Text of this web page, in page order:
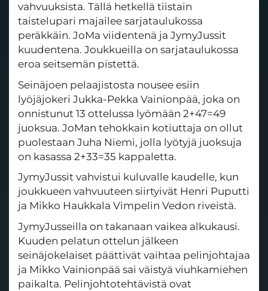
vahvuuksista. Tällä hetkellä tiistain
taistelupari majailee sarjataulukossa
peräkkäin. JoMa viidentenä ja JymyJussit
kuudentena. Joukkueilla on sarjataulukossa
eroa seitsemän pistettä.
Seinäjoen pelaajistosta nousee esiin
lyöjäjokeri Jukka-Pekka Vainionpää, joka on
onnistunut 13 ottelussa lyömään 2+47=49
juoksua. JoMan tehokkain kotiuttaja on ollut
puolestaan Juha Niemi, jolla lyötyjä juoksuja
on kasassa 2+33=35 kappaletta.
JymyJussit vahvistui kuluvalle kaudelle, kun
joukkueen vahvuuteen siirtyivät Henri Puputti
ja Mikko Haukkala Vimpelin Vedon riveistä.
JymyJusseilla on takanaan vaikea alkukausi.
Kuuden pelatun ottelun jälkeen
seinäjokelaiset päättivät vaihtaa pelinjohtajaa
ja Mikko Vainionpää sai väistyä viuhkamiehen
paikalta. Pelinjohtotehtävistä ovat